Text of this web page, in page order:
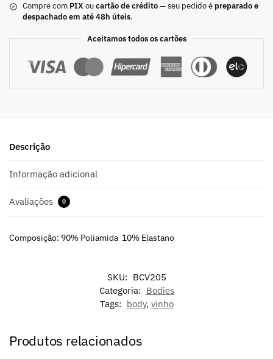
Compre com PIX oucartão de crédito— seu pedido é preparado e
despachado em até 48h úteis.
Aceitamos todos os cartões
Descrição
Informação adicional
Avaliações 0
Composição: 90% Poliamida 10% Elastano
SKU: BCV205
Categoria: Bodies
Tags: body, vinho
Produtos relacionados